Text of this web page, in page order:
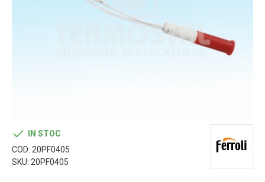
IN STOC
COD: 20PF0405
SKU: 20PF0405